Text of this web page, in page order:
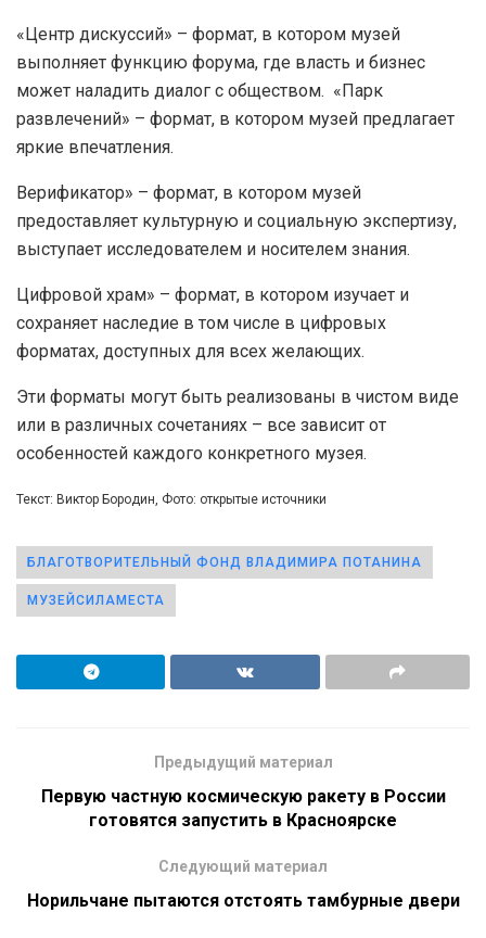
«Центр дискуссий» – формат, в котором музей
выполняет функцию форума, где власть и бизнес
может наладить диалог с обществом. «Парк
развлечений» – формат, в котором музей предлагает
яркие впечатления.
Верификатор» – формат, в котором музей
предоставляет культурную и социальную экспертизу,
выступает исследователем и носителем знания.
Цифровой храм» – формат, в котором изучает и
сохраняет наследие в том числе в цифровых
форматах, доступных для всех желающих.
Эти форматы могут быть реализованы в чистом виде
или в различных сочетаниях – все зависит от
особенностей каждого конкретного музея.
Текст: Виктор Бородин, Фото: открытые источники
БЛАГОТВОРИТЕЛЬНЫЙ ФОНД ВЛАДИМИРА ПОТАНИНА
МУЗЕЙСИЛАМЕСТА
Предыдущий материал
Первую частную космическую ракету в России
готовятся запустить в Красноярске
Следующий материал
Норильчане пытаются отстоять тамбурные двери